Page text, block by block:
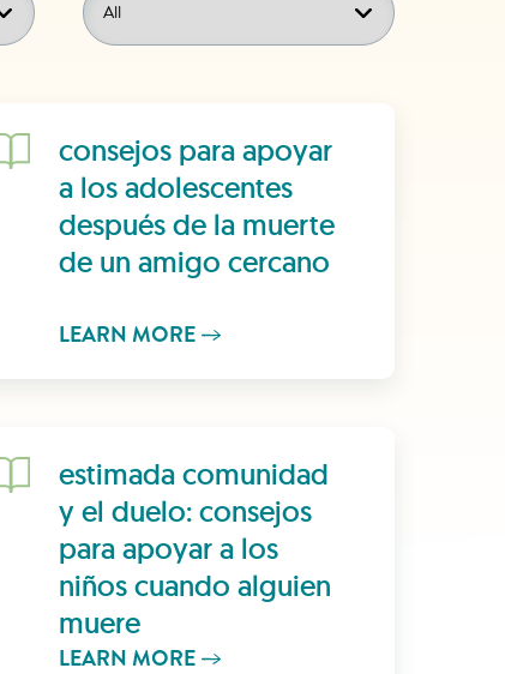
Learn Moreconsejos para apoyar
a los adolescentes
después de la muerte
de un amigo cercano
LEARN MORE
Learn Moreestimada comunidad
y el duelo: consejos
para apoyar a los
niños cuando alguien
muere
LEARN MORE